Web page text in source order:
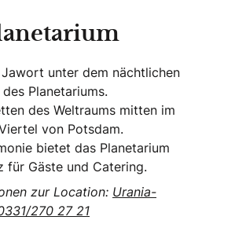
unter dem nächtlichen
Planetariums.
des Weltraums mitten im
von Potsdam.
bietet das Planetarium
für Gäste und Catering.
zur Location: Urania-
270 27 21